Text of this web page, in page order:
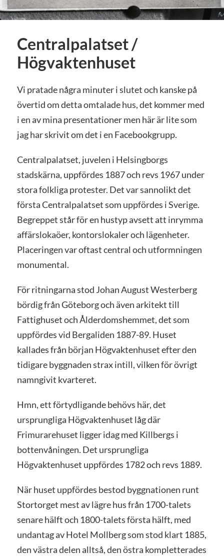
Centralpalatset /
Högvaktenhuset
Vi pratade några minuter i slutet och kanske på
övertid om detta omtalade hus, det kommer med
i en av mina presentationer men här är lite som
jag har skrivit om det i en Facebookgrupp.
Centralpalatset, juvelen i Helsingborgs
stadskärna, uppfördes 1887 och revs 1967 under
stora folkliga protester. Det var sannolikt det
första Centralpalatset som uppfördes i Sverige.
Begreppet står för en hustyp avsett att inrymma
affärslokaöer, kontorslokaler och lägenheter.
Placeringen var oftast central och utformningen
monumental.
För ritningarna stod Johan August Westerberg
bördig från Göteborg och även arkitekt till
Fattighuset och Ålderdomshemmet, det som
uppfördes vid Bergaliden 1887-89. Huset
kallades från början Högvaktenhuset efter den
tidigare byggnaden strax intill, vilken för övrigt
namngivit kvarteret.
Hmn, ett förtydligande behövs här, det
ursprungliga Högvaktenhuset låg där
Frimurarehuset ligger idag med Killbergs i
bottenvåningen. Det ursprungliga
Högvaktenhuset uppfördes 1782 och revs 1889.
När huset uppfördes bestod byggnationen runt
Stortorget mest av lägre hus från 1700-talets
senare hälft och 1800-talets första hälft, med
undantag av Hotel Mollberg som stod klart 1885,
den västra delen alltså, den östra kompletterades